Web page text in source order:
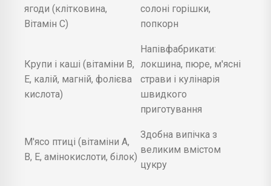
ягоди (клітковина,
Вітамін C)
солоні горішки,
попкорн
Крупи і каші (вітаміни В,
Е, калій, магній, фолієва
кислота)
Напівфабрикати:
локшина, пюре, м'ясні
страви і кулінарія
швидкого
приготування
М'ясо птиці (вітаміни А,
В, Е, амінокислоти, білок)
Здобна випічка з
великим вмістом
цукру